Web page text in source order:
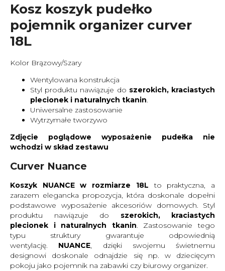
Kosz koszyk pudełko
pojemnik organizer curver
18L
Kolor Brązowy/Szary
Wentylowana konstrukcja
Styl produktu nawiązuje do szerokich, kraciastych
plecionek i naturalnych tkanin.
Uniwersalne zastosowanie
Wytrzymałe tworzywo
Zdjęcie poglądowe wyposażenie pudełka nie
wchodzi w skład zestawu
Curver Nuance
Koszyk NUANCE w rozmiarze 18Lto praktyczna, a
zarazem elegancka propozycja, która doskonale dopełni
podstawowe wyposażenie akcesoriów domowych. Styl
produktu nawiązuje do szerokich, kraciastych
plecionek i naturalnych tkanin. Zastosowanie tego
typu struktury gwarantuje odpowiednią
wentylację. NUANCE, dzięki swojemu świetnemu
designowi doskonale odnajdzie się np. w dziecięcym
pokoju jako pojemnik na zabawki czy biurowy organizer.